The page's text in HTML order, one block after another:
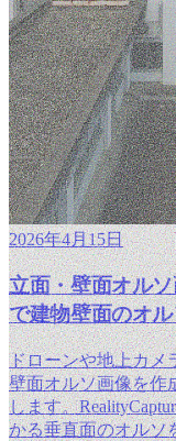
2026年4月15日
立面・壁面オル
で建物壁面のオ
ドローンや地上カメ
壁面オルソ画像を作
します。
かる垂直面のオルソ